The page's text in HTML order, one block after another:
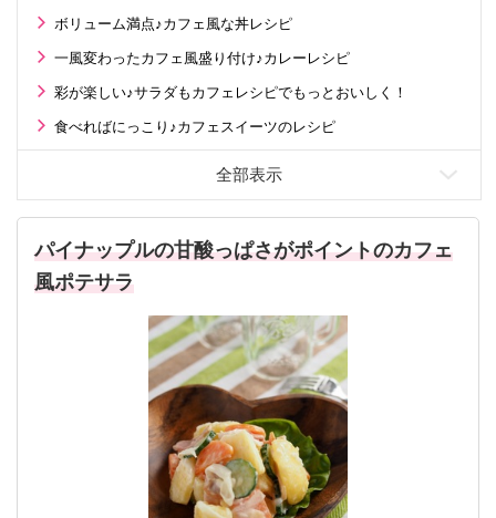
ボリューム満点♪カフェ風な丼レシピ
一風変わったカフェ風盛り付け♪カレーレシピ
彩が楽しい♪サラダもカフェレシピでもっとおいしく！
食べればにっこり♪カフェスイーツのレシピ
パイナップルの甘酸っぱさがポイントのカフェ
風ポテサラ